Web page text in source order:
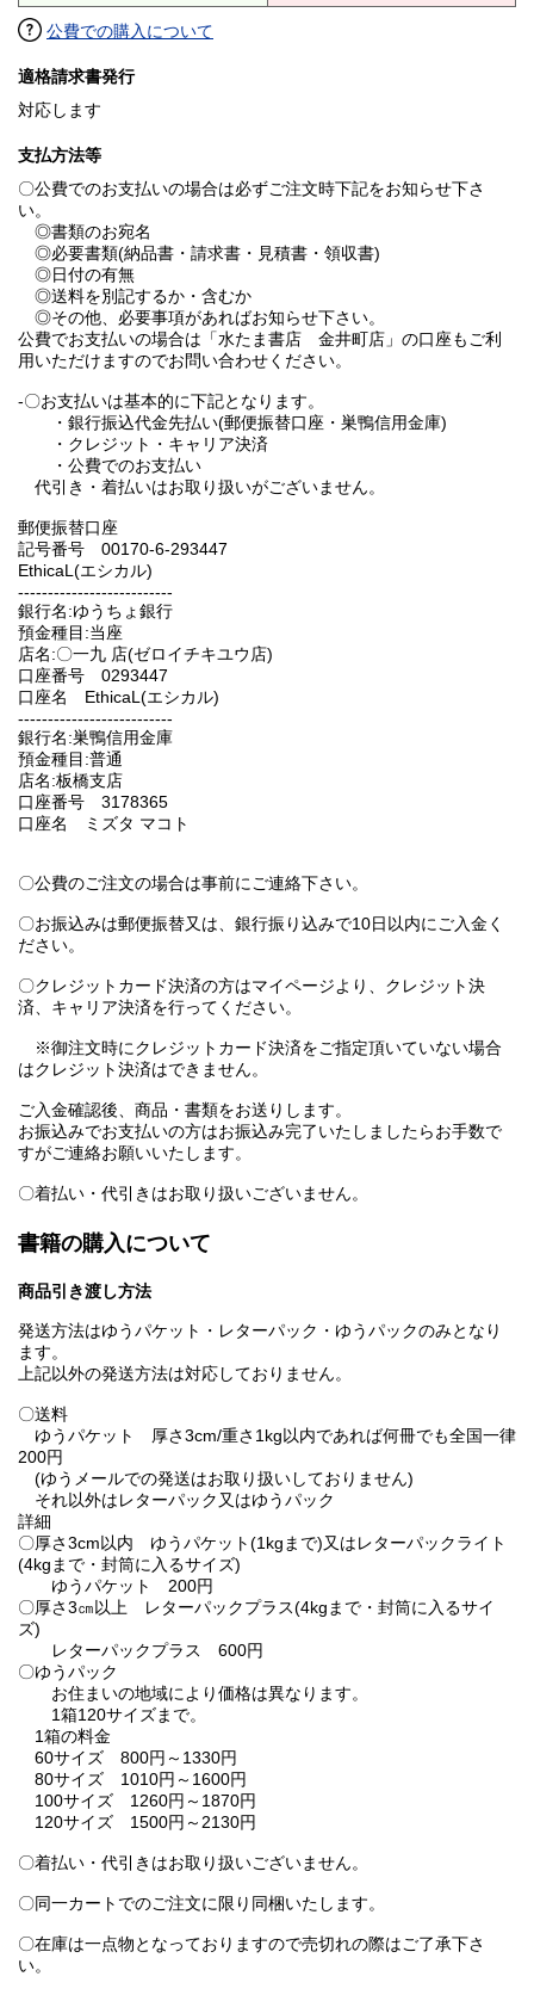
公費での購入について
適格請求書発行
対応します
支払方法等
〇公費でのお支払いの場合は必ずご注文時下記をお知らせ下さ
い。
◎書類のお宛名
◎必要書類(納品書・請求書・見積書・領収書)
◎日付の有無
◎送料を別記するか・含むか
◎その他、必要事項があればお知らせ下さい。
公費でお支払いの場合は「水たま書店 金井町店」の口座もご利
用いただけますのでお問い合わせください。
-〇お支払いは基本的に下記となります。
・銀行振込代金先払い(郵便振替口座・巣鴨信用金庫)
・クレジット・キャリア決済
・公費でのお支払い
代引き・着払いはお取り扱いがございません。
郵便振替口座
記号番号 00170-6-293447
EthicaL(エシカル)
--------------------------
銀行名:ゆうちょ銀行
預金種目:当座
店名:〇一九 店(ゼロイチキユウ店)
口座番号 0293447
口座名 EthicaL(エシカル)
--------------------------
銀行名:巣鴨信用金庫
預金種目:普通
店名:板橋支店
口座番号 3178365
口座名 ミズタ マコト
〇公費のご注文の場合は事前にご連絡下さい。
〇お振込みは郵便振替又は、銀行振り込みで10日以内にご入金く
ださい。
〇クレジットカード決済の方はマイページより、クレジット決
済、キャリア決済を行ってください。
※御注文時にクレジットカード決済をご指定頂いていない場合
はクレジット決済はできません。
ご入金確認後、商品・書類をお送りします。
お振込みでお支払いの方はお振込み完了いたしましたらお手数で
すがご連絡お願いいたします。
〇着払い・代引きはお取り扱いございません。
書籍の購入について
商品引き渡し方法
発送方法はゆうパケット・レターパック・ゆうパックのみとなり
ます。
上記以外の発送方法は対応しておりません。
〇送料
ゆうパケット 厚さ3cm/重さ1kg以内であれば何冊でも全国一律
200円
(ゆうメールでの発送はお取り扱いしておりません)
それ以外はレターパック又はゆうパック
詳細
〇厚さ3cm以内 ゆうパケット(1kgまで)又はレターパックライト
(4kgまで・封筒に入るサイズ)
ゆうパケット 200円
〇厚さ3㎝以上 レターパックプラス(4kgまで・封筒に入るサイ
ズ)
レターパックプラス 600円
〇ゆうパック
お住まいの地域により価格は異なります。
1箱120サイズまで。
1箱の料金
60サイズ 800円～1330円
80サイズ 1010円～1600円
100サイズ 1260円～1870円
120サイズ 1500円～2130円
〇着払い・代引きはお取り扱いございません。
〇同一カートでのご注文に限り同梱いたします。
〇在庫は一点物となっておりますので売切れの際はご了承下さ
い。